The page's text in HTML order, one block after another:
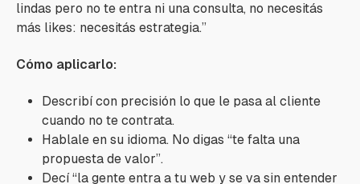
lindas pero no te entra ni una consulta, no necesitás
más likes: necesitás estrategia.”
Cómo aplicarlo:
Describí con precisión lo que le pasa al cliente
cuando no te contrata.
Hablale en su idioma. No digas “te falta una
propuesta de valor”.
Decí “la gente entra a tu web y se va sin entender